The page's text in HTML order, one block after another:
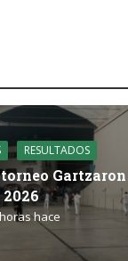
RESULTADOS
Gartzaron
2026
hace